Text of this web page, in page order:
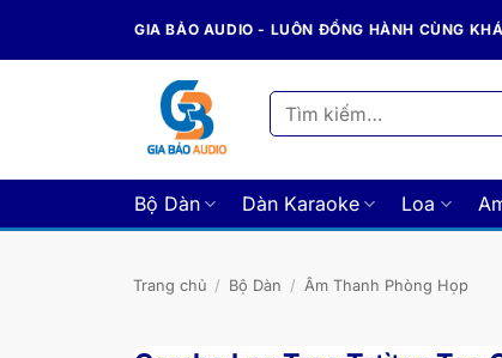
GIA BẢO AUDIO - LUÔN ĐỒNG HÀNH CÙNG
Tìm
kiếm:
Bộ Dàn Dàn Karaoke Loa
Trang chủ / Bộ Dàn / Âm Thanh Phòng Họp